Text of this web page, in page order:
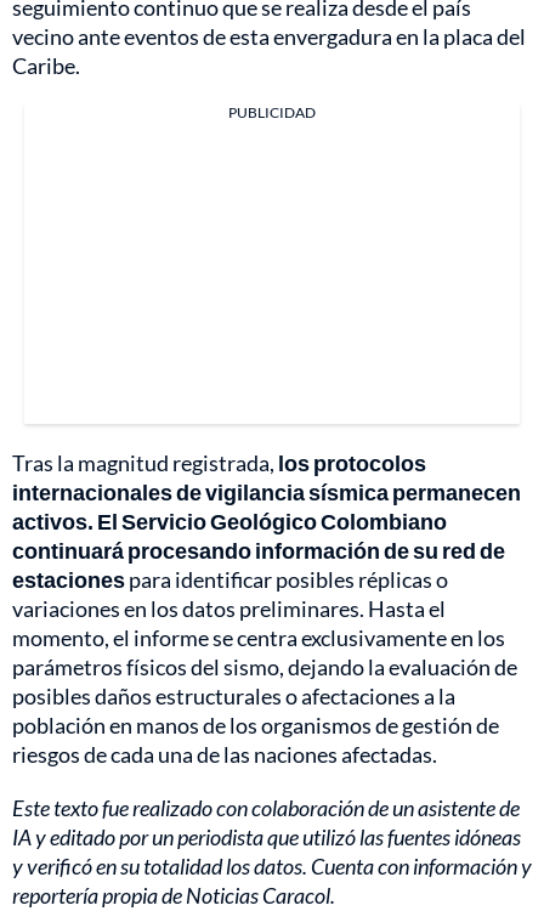
seguimiento continuo que se realiza desde el país
vecino ante eventos de esta envergadura en la placa del
Caribe.
PUBLICIDAD
Tras la magnitud registrada, los protocolos
internacionales de vigilancia sísmica permanecen
activos. El Servicio Geológico Colombiano
continuará procesando información de su red de
estacionespara identificar posibles réplicas o
variaciones en los datos preliminares. Hasta el
momento, el informe se centra exclusivamente en los
parámetros físicos del sismo, dejando la evaluación de
posibles daños estructurales o afectaciones a la
población en manos de los organismos de gestión de
riesgos de cada una de las naciones afectadas.
Este texto fue realizado con colaboración de un asistente de
IA y editado por un periodista que utilizó las fuentes idóneas
y verificó en su totalidad los datos. Cuenta con información y
reportería propia de Noticias Caracol.